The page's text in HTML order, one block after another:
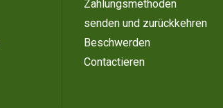
Zahlungsmethoden
senden und zurückkehren
Beschwerden
Contactieren